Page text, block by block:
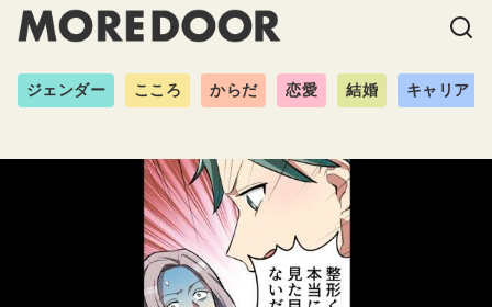
ジェンダー こころ からだ 恋愛 結婚 キャリア